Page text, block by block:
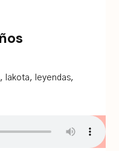
, lakota, leyendas,